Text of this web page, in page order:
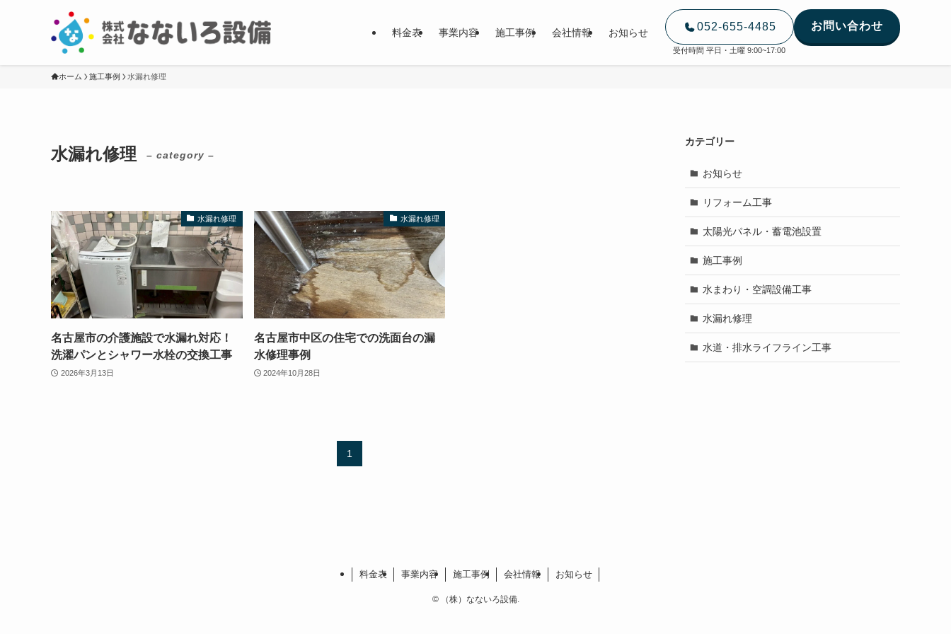
料金表 事業内容 施工事例 会社情報 お知らせ
052-655-4485
受付時間 平日・土曜 9:00~17:00
お問い合わせ
ホーム 施工事例 水漏れ修理
水漏れ修理 – category –
水漏れ修理
名古屋市の介護施設で水漏れ対応！
洗濯パンとシャワー水栓の交換工事
2026年3月13日
水漏れ修理
名古屋市中区の住宅での洗面台の漏
水修理事例
2024年10月28日
1
カテゴリー
お知らせ
リフォーム工事
太陽光パネル・蓄電池設置
施工事例
水まわり・空調設備工事
水漏れ修理
水道・排水ライフライン工事
料金表 事業内容 施工事例 会社情報 お知らせ
©（株）なないろ設備.